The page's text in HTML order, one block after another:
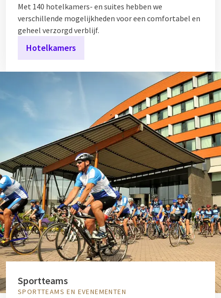
Met 140 hotelkamers- en suites hebben we
verschillende mogelijkheden voor een comfortabel en
geheel verzorgd verblijf.
Hotelkamers
Sportteams
SPORTTEAMS EN EVENEMENTEN